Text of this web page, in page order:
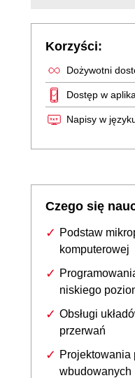
Korzyści:
Dożywotni
Dostęp w
Napisy w
Czego się
Podstaw
komputerowej
niskiego
Obsługi
przerwań
Projektowania
wbudowanych